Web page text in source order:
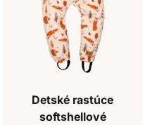
Detské rastúce
softshellové